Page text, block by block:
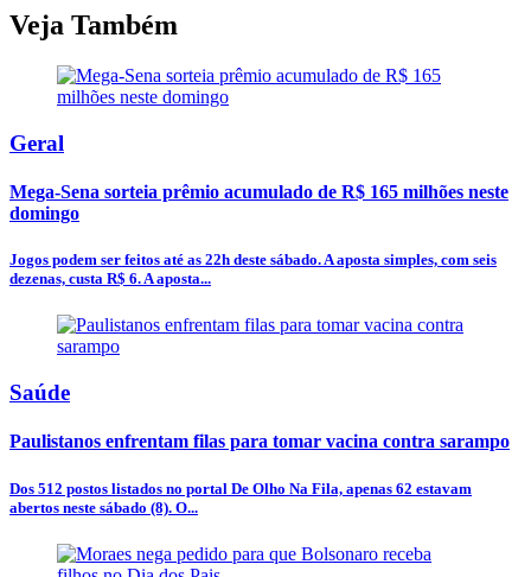
Veja Também
Geral
Mega-Sena sorteia prêmio acumulado de R$ 165 milhões neste
domingo
Jogos podem ser feitos até as 22h deste sábado. A aposta simples, com seis
dezenas, custa R$ 6. A aposta...
Saúde
Paulistanos enfrentam filas para tomar vacina contra sarampo
Dos 512 postos listados no portal De Olho Na Fila, apenas 62 estavam
abertos neste sábado (8). O...